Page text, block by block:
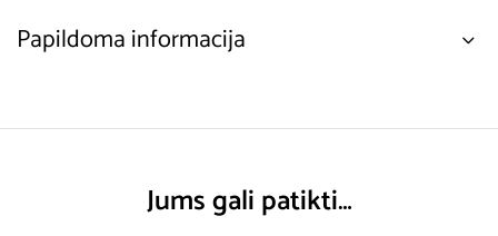
Papildoma informacija
Jums gali patikti…